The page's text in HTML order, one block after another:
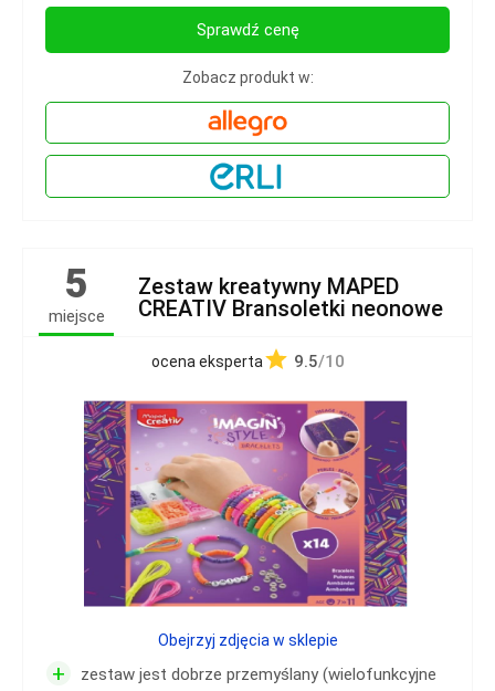
Sprawdź cenę
Zobacz produkt w:
5
miejsce
Zestaw kreatywny MAPED
CREATIV Bransoletki neonowe
ocena eksperta 9.5/10
+
zestaw jest dobrze przemyślany (wielofunkcyjne
Obejrzyj zdjęcia w sklepie